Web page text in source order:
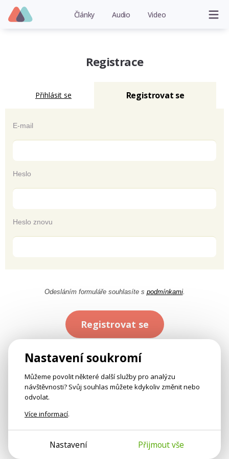
Články Audio Video
Registrace
Přihlásit se Registrovat se
E-mail
Heslo
Heslo znovu
Odesláním formuláře souhlasíte s podmínkami.
Registrovat se
Nastavení soukromí
Můžeme povolit některé další služby pro analýzu
návštěvnosti? Svůj souhlas můžete kdykoliv změnit nebo
odvolat.
Více informací.
Nastavení Přijmout vše